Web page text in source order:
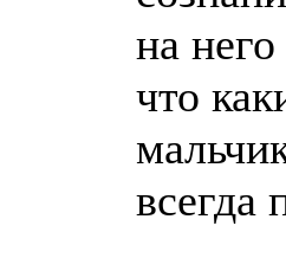
на
что
всегда